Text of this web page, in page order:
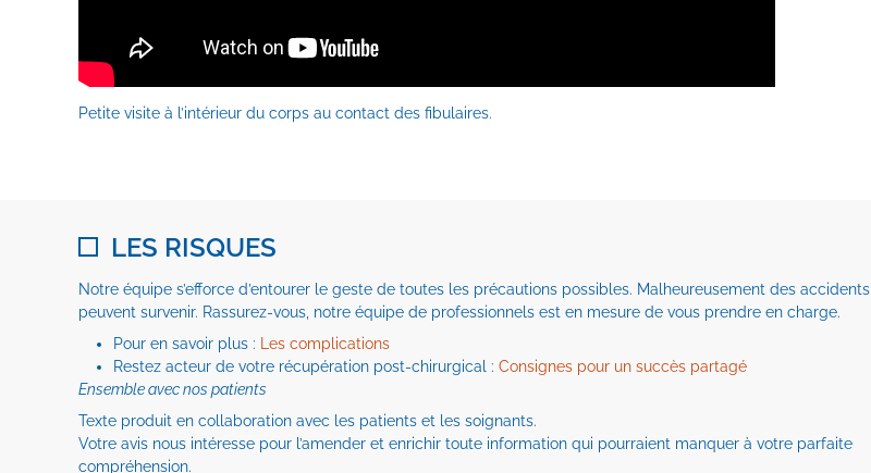
Petite visite à l’intérieur du corps au contact des fibulaires.
LES RISQUES
Notre équipe s’efforce d’entourer le geste de toutes les précautions possibles. Malheureusement des accidents
peuvent survenir. Rassurez-vous, notre équipe de professionnels est en mesure de vous prendre en charge.
Pour en savoir plus :
Les complications
Restez acteur de votre récupération post-chirurgical : Consignes pour un succès partagé
Ensemble avec nos patients
Texte produit en collaboration avec les patients et les soignants.
Votre avis nous intéresse pour l’amender et enrichir toute information qui pourraient manquer à votre parfaite
compréhension.